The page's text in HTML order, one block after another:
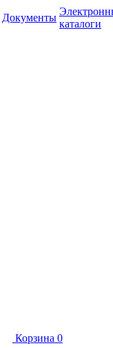
Документы
каталоги
Корзина 0